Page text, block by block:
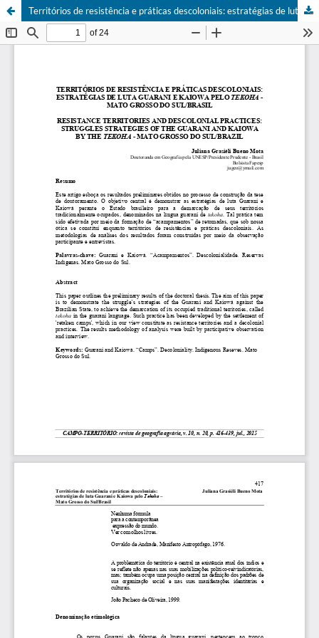
Territórios de resistência e práticas descoloniais: estratégias de luta Guarani e Kaiowa pelo Tekoha - Mato Grosso do Sul/Brasil